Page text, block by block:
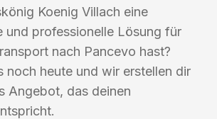
Koenig Villach eine
und professionelle Lösung für
nach Pancevo hast?
noch heute und wir erstellen dir
Angebot, das deinen